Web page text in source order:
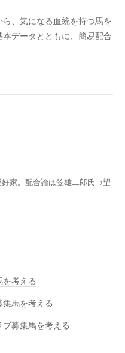
、気になる血統を持つ馬を
データとともに、簡易配合
家。配合論は笠雄二郎氏→望
考える
馬を考える
募集馬を考える